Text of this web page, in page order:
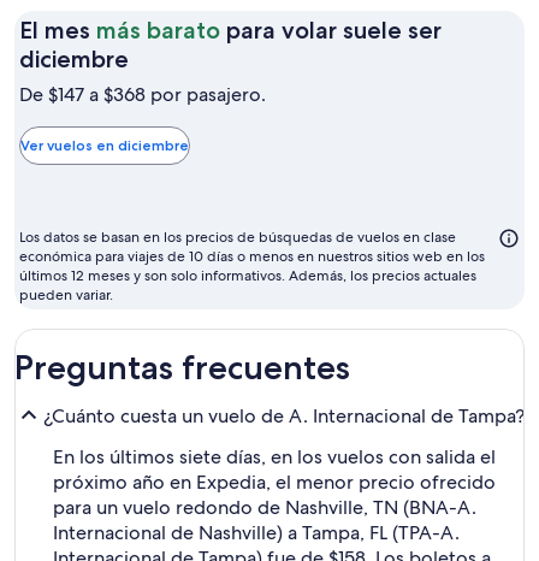
El mes más barato para volar suele ser
diciembre
mes
barato
para
suele
ser
diciembre
De $147 a $368 por pasajero.
Ver vuelos en diciembre
Los datos se basan en los precios de búsquedas de vuelos en clase
económica para viajes de 10 días o menos en nuestros sitios web en los
últimos 12 meses y son solo informativos. Además, los precios actuales
pueden variar.
Preguntas frecuentes
¿Cuánto cuesta un vuelo de A. Internacional de Tampa?
En los últimos siete días, en los vuelos con salida el
próximo año en Expedia, el menor precio ofrecido
para un vuelo redondo de Nashville, TN (BNA-A.
Internacional de Nashville) a Tampa, FL (TPA-A.